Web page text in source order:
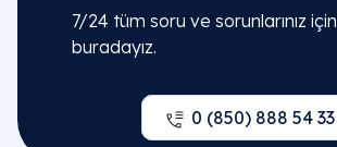
7/24 tüm soru ve sorunlarınız için
buradayız.
0 (850) 888 54 33